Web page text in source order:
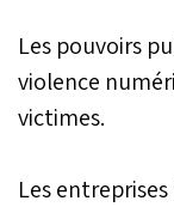
Les pouvoirs
violence
victimes.
Les